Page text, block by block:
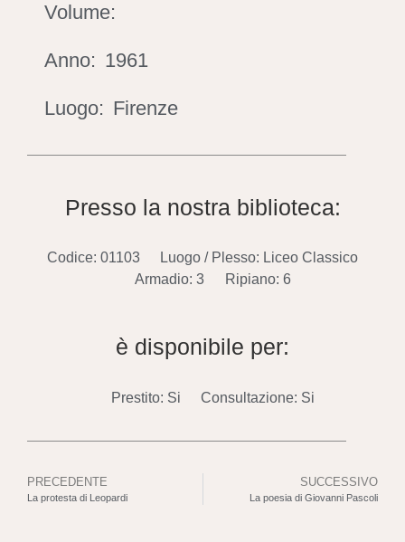
Volume:
Anno: 1961
Luogo: Firenze
Presso la nostra biblioteca:
Codice: 01103
Luogo / Plesso: Liceo Classico
Armadio: 3
Ripiano: 6
è disponibile per:
Prestito: Si Consultazione: Si
PRECEDENTE
La protesta di Leopardi
SUCCESSIVO
La poesia di Giovanni Pascoli